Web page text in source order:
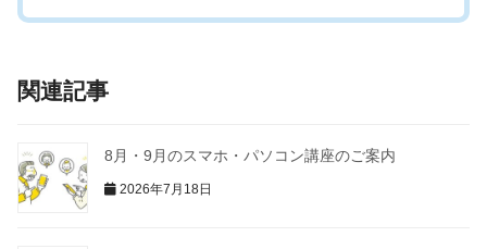
関連記事
8月・9月のスマホ・パソコン講座のご案内
2026年7月18日